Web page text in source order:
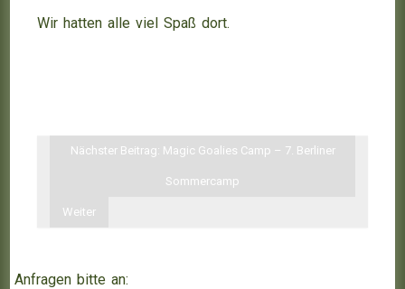
Wir hatten alle viel Spaß dort.
Nächster Beitrag: Magic Goalies Camp – 7. Berliner
Sommercamp
Weiter
Anfragen bitte an: